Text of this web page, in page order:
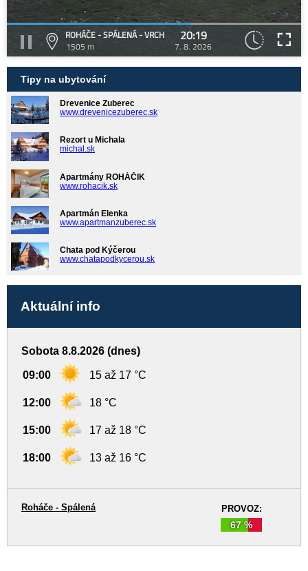
ROHÁČE - SPÁLENÁ - VRCH
1505 m
20:19
7. 8. 2026
Tipy na ubytování
Drevenice Zuberec
www.drevenicezuberec.sk
Rezort u Michala
michal.sk
Apartmány ROHÁČIK
www.rohacik.sk
Apartmán Elenka
www.apartmanzuberec.sk
Chata pod Kýčerou
www.chatapodkycerou.sk
Aktuální info
Sobota 8.8.2026 (dnes)
09:00 15 až 17 °C
12:00 18 °C
15:00 17 až 18 °C
18:00 13 až 16 °C
PROVOZ:
67 %
Roháče - Spálená